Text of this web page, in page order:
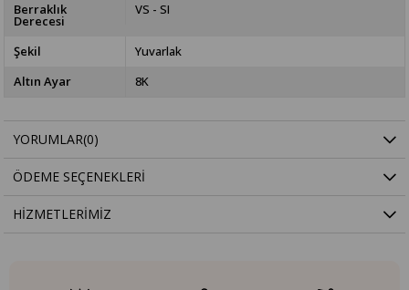
Berraklık
Derecesi
VS - SI
Şekil
Yuvarlak
Altın Ayar
8K
YORUMLAR(0)
ÖDEME SEÇENEKLERI
HIZMETLERIMIZ